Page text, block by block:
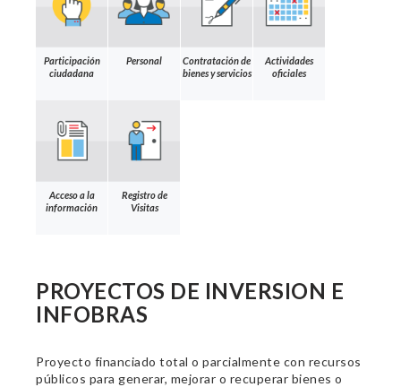
Participación
ciudadana
Personal
Contratación de
bienes y servicios
Actividades
oficiales
Acceso a la
información
Registro de
Visitas
PROYECTOS DE INVERSION E
INFOBRAS
Proyecto financiado total o parcialmente con recursos
públicos para generar, mejorar o recuperar bienes o